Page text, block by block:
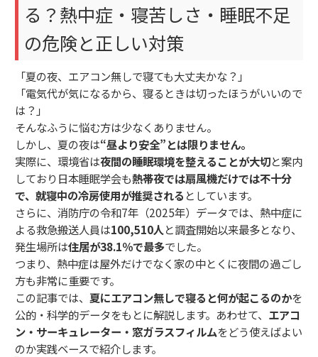
る？熱中症・寝苦しさ・睡眠不足
の危険と正しい対策
「夏の夜、エアコン無しで寝ても大丈夫かな？」
「電気代が気になるから、寝るときは切ったほうがいいので
は？」
そんなふうに悩む方は少なくありません。
しかし、夏の夜は“昼より安全”とは限りません。
実際に、環境省は夜間の睡眠環境を整えることが大切と案内
しており日本睡眠学会も熱帯夜では扇風機だけでは不十分
で、就寝中の冷房使用が推奨される としています。
さらに、消防庁の令和7年（2025年）データでは、熱中症に
よる救急搬送人員は100,510人と調査開始以来最多となり、
発生場所は住居が38.1％で最多でした。
つまり、熱中症は屋外だけでなく家の中とくに夜間の過ごし
方も非常に重要です。
この記事では、 夏にエアコン無しで寝ると何が起こるのかを
公的・科学的データをもとに解説します。あわせて、 エアコ
ン・サーキュレーター・窓ガラスフィルムをどう使えばよい
のか実践ベースで紹介します。